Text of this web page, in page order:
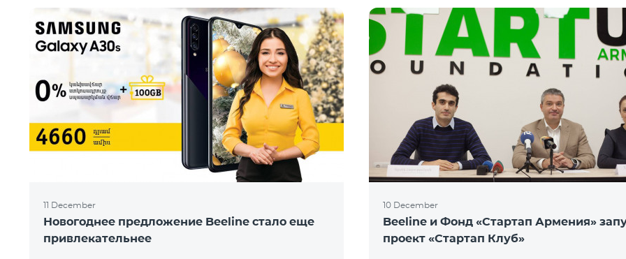
11 December
Новогоднее предложение Beeline стало еще
привлекательнее
10 December
Beeline и Фонд «Стартап Армения»
проект «Стартап Клуб»